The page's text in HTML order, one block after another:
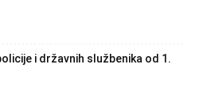
i državnih službenika od 1.